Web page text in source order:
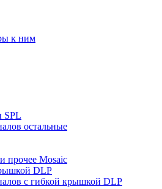
к ним
SPL
остальные
прочее Mosaic
DLP
с гибкой крышкой DLP